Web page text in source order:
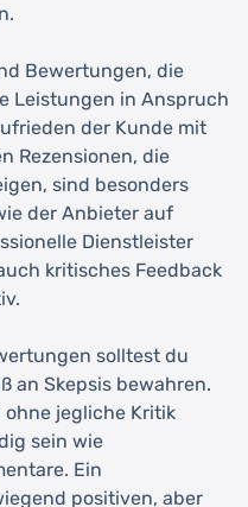
Bewertungen, die
Leistungen in Anspruch
der Kunde mit
Rezensionen, die
sind besonders
der Anbieter auf
Dienstleister
kritisches Feedback
solltest du
an Skepsis bewahren.
jegliche Kritik
sein wie
Ein
positiven, aber